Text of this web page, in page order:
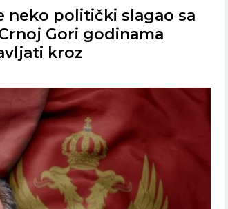
neko politički slagao sa
Gori godinama
kroz